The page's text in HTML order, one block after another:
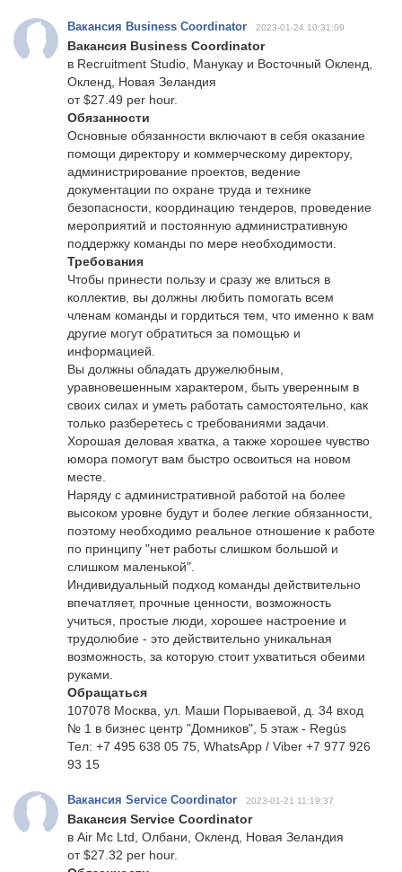
Вакансия Business Coordinator 2023-01-24 10:31:09
Вакансия Business Coordinator
в Recruitment Studio, Манукау и Восточный Окленд,
Окленд, Новая Зеландия
от $27.49 per hour.
Обязанности
Основные обязанности включают в себя оказание
помощи директору и коммерческому директору,
администрирование проектов, ведение
документации по охране труда и технике
безопасности, координацию тендеров, проведение
мероприятий и постоянную административную
поддержку команды по мере необходимости.
Требования
Чтобы принести пользу и сразу же влиться в
коллектив, вы должны любить помогать всем
членам команды и гордиться тем, что именно к вам
другие могут обратиться за помощью и
информацией.
Вы должны обладать дружелюбным,
уравновешенным характером, быть уверенным в
своих силах и уметь работать самостоятельно, как
только разберетесь с требованиями задачи.
Хорошая деловая хватка, а также хорошее чувство
юмора помогут вам быстро освоиться на новом
месте.
Наряду с административной работой на более
высоком уровне будут и более легкие обязанности,
поэтому необходимо реальное отношение к работе
по принципу "нет работы слишком большой и
слишком маленькой".
Индивидуальный подход команды действительно
впечатляет, прочные ценности, возможность
учиться, простые люди, хорошее настроение и
трудолюбие - это действительно уникальная
возможность, за которую стоит ухватиться обеими
руками.
Обращаться
107078 Москва, ул. Маши Порываевой, д. 34 вход
№ 1 в бизнес центр "Домников", 5 этаж - Regús
Тел: +7 495 638 05 75, WhatsApp / Viber +7 977 926
93 15
Вакансия Service Coordinator 2023-01-21 11:19:37
Вакансия Service Coordinator
в Air Mc Ltd, Олбани, Окленд, Новая Зеландия
от $27.32 per hour.